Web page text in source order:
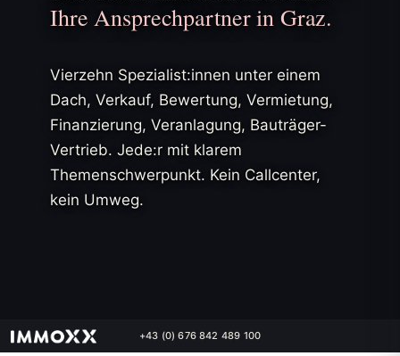
Ihre Ansprechpartner in Graz.
Vierzehn Spezialist:innen unter einem
Dach, Verkauf, Bewertung, Vermietung,
Finanzierung, Veranlagung, Bauträger-
Vertrieb. Jede:r mit klarem
Themenschwerpunkt. Kein Callcenter,
kein Umweg.
+43 (0) 676 842 489 100